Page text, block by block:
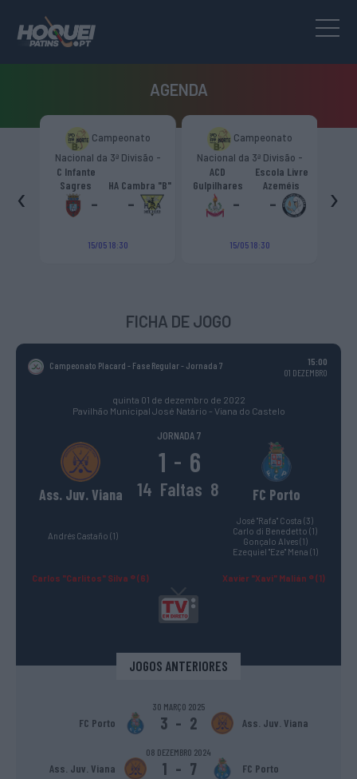
AGENDA
Campeonato
Nacional da 3ª Divisão -
Zona Norte “B”
C Infante
Sagres
-
HA Cambra "B"
-
15/05 18:30
Campeonato
Nacional da 3ª Divisão -
Zona Norte “B”
ACD
Gulpilhares
-
Escola Livre
Azeméis
-
15/05 18:30
‹ ›
FICHA DE JOGO
Campeonato Placard - Fase Regular- Jornada 7
15:00
01 DEZEMBRO
quinta 01 de dezembro de 2022
Pavilhão Municipal José Natário - Viana do Castelo
JORNADA 7
Ass. Juv. Viana
1 - 6
14 Faltas 8 FC Porto
Andrés Castaño (1)
José "Rafa" Costa (3)
Carlo di Benedetto (1)
Gonçalo Alves (1)
Ezequiel "Eze" Mena (1)
Carlos "Carlitos" Silva ® (6) Xavier "Xavi" Malián ® (1)
JOGOS ANTERIORES
30 MARÇO 2025
FC Porto 3 - 2 Ass. Juv. Viana
08 DEZEMBRO 2024
Ass. Juv. Viana 1 - 7 FC Porto